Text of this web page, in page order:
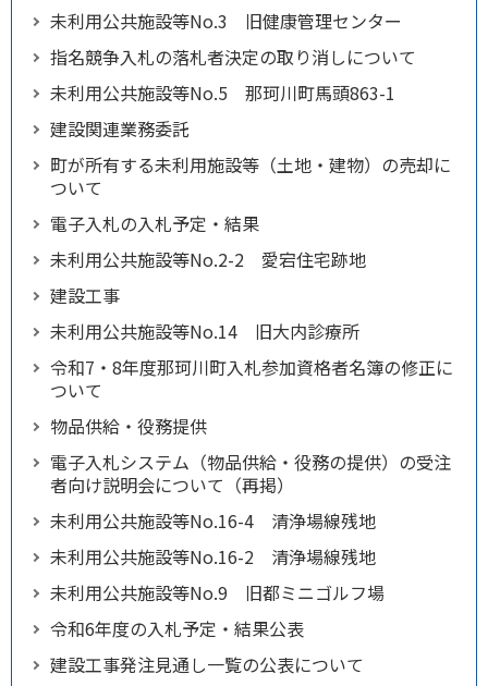
未利用公共施設等No.3 旧健康管理センター
指名競争入札の落札者決定の取り消しについて
未利用公共施設等No.5 那珂川町馬頭863-1
建設関連業務委託
町が所有する未利用施設等（土地・建物）の売却に
ついて
電子入札の入札予定・結果
未利用公共施設等No.2-2 愛宕住宅跡地
建設工事
未利用公共施設等No.14 旧大内診療所
令和7・8年度那珂川町入札参加資格者名簿の修正に
ついて
物品供給・役務提供
電子入札システム（物品供給・役務の提供）の受注
者向け説明会について（再掲）
未利用公共施設等No.16-4 清浄場線残地
未利用公共施設等No.16-2 清浄場線残地
未利用公共施設等No.9 旧都ミニゴルフ場
令和6年度の入札予定・結果公表
建設工事発注見通し一覧の公表について